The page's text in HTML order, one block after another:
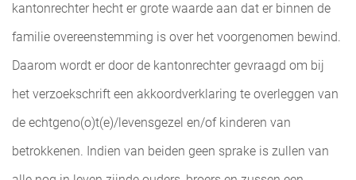
kantonrechter hecht er grote waarde aan dat er binnen de
familie overeenstemming is over het voorgenomen bewind.
Daarom wordt er door de kantonrechter gevraagd om bij
het verzoekschrift een akkoordverklaring te overleggen van
de echtgeno(o)t(e)/levensgezel en/of kinderen van
betrokkenen. Indien van beiden geen sprake is zullen van